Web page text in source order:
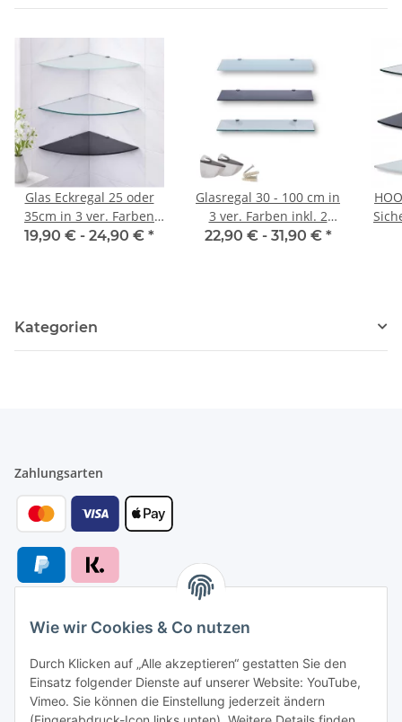
Glas Eckregal 25 oder
35cm in 3 ver. Farben
inkl. Halterung aus
19,90 € - 24,90 € *
Glasregal 30 - 100 cm in
3 ver. Farben inkl. 2
verchromte Halterungen
22,90 € - 31,90 € *
Kategorien
Zahlungsarten
Versandarten
Wie wir Cookies & Co nutzen
Durch Klicken auf „Alle akzeptieren“ gestatten Sie den
Einsatz folgender Dienste auf unserer Website: YouTube,
Vimeo. Sie können die Einstellung jederzeit ändern